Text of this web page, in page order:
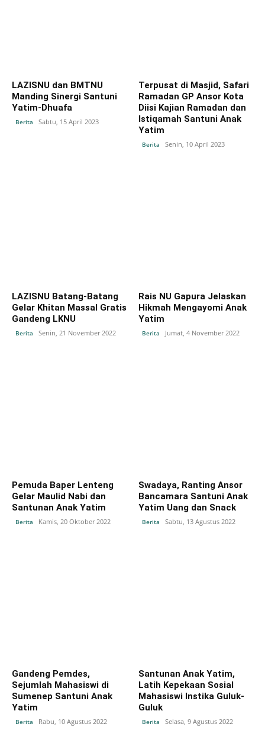
LAZISNU dan BMTNU
Manding Sinergi Santuni
Yatim-Dhuafa
Berita Sabtu, 15 April 2023
Terpusat di Masjid, Safari
Ramadan GP Ansor Kota
Diisi Kajian Ramadan dan
Istiqamah Santuni Anak
Yatim
Berita Senin, 10 April 2023
LAZISNU Batang-Batang
Gelar Khitan Massal Gratis
Gandeng LKNU
Berita Senin, 21 November 2022
Rais NU Gapura Jelaskan
Hikmah Mengayomi Anak
Yatim
Berita Jumat, 4 November 2022
Pemuda Baper Lenteng
Gelar Maulid Nabi dan
Santunan Anak Yatim
Berita Kamis, 20 Oktober 2022
Swadaya, Ranting Ansor
Bancamara Santuni Anak
Yatim Uang dan Snack
Berita Sabtu, 13 Agustus 2022
Gandeng Pemdes,
Sejumlah Mahasiswi di
Sumenep Santuni Anak
Yatim
Berita Rabu, 10 Agustus 2022
Santunan Anak Yatim,
Latih Kepekaan Sosial
Mahasiswi Instika Guluk-
Guluk
Berita Selasa, 9 Agustus 2022